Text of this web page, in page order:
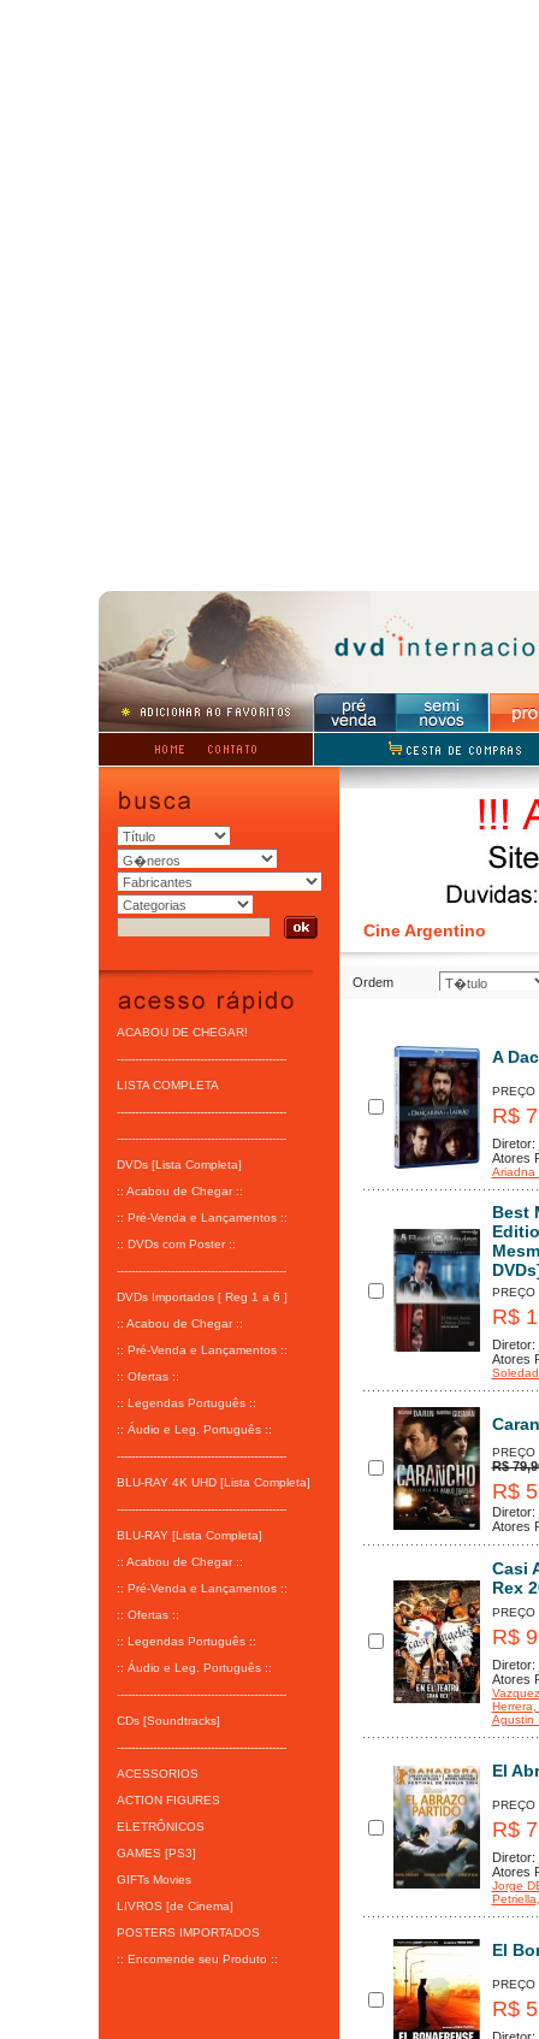
ACABOU DE CHEGAR!
-----------------------------------------------
LISTA COMPLETA
-----------------------------------------------
-----------------------------------------------
DVDs [Lista Completa]
:: Acabou de Chegar ::
:: Pré-Venda e Lançamentos ::
:: DVDs com Poster ::
-----------------------------------------------
DVDs Importados [ Reg 1 a 6 ]
:: Acabou de Chegar ::
:: Pré-Venda e Lançamentos ::
:: Ofertas ::
:: Legendas Português ::
:: Áudio e Leg. Português ::
-----------------------------------------------
BLU-RAY 4K UHD [Lista Completa]
-----------------------------------------------
BLU-RAY [Lista Completa]
:: Acabou de Chegar ::
:: Pré-Venda e Lançamentos ::
:: Ofertas ::
:: Legendas Português ::
:: Áudio e Leg. Português ::
-----------------------------------------------
CDs [Soundtracks]
-----------------------------------------------
ACESSORIOS
ACTION FIGURES
ELETRÔNICOS
GAMES [PS3]
GIFTs Movies
LIVROS [de Cinema]
POSTERS IMPORTADOS
:: Encomende seu Produto ::
Cine Argentino
Ordem
A
PREÇO
R$
Diretor:
Atores
Ariadna
Best
PREÇO
R$
Diretor:
Atores
PREÇO
R$
R$
Diretor:
Atores
Casi
Rex
PREÇO
R$
Diretor:
Atores
Vazquez
Herrera
Agustin
El
PREÇO
R$
Diretor:
Atores
Jorge
Petriella
El
PREÇO
R$